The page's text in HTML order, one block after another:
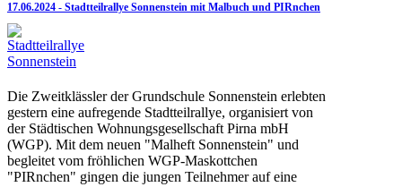
17.06.2024 - Stadtteilrallye Sonnenstein mit Malbuch und PIRnchen
Die Zweitklässler der Grundschule Sonnenstein erlebten
gestern eine aufregende Stadtteilrallye, organisiert von
der Städtischen Wohnungsgesellschaft Pirna mbH
(WGP). Mit dem neuen "Malheft Sonnenstein" und
begleitet vom fröhlichen WGP-Maskottchen
"PIRnchen" gingen die jungen Teilnehmer auf eine